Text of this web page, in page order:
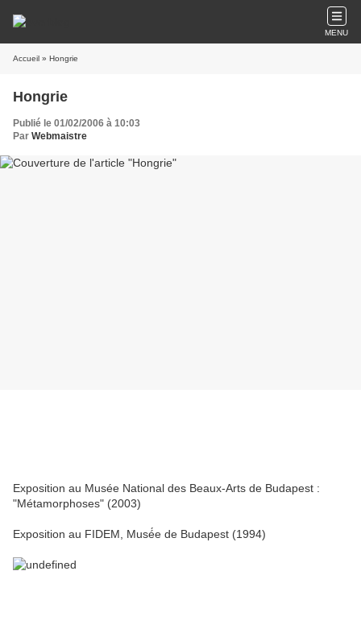
MENU
Accueil » Hongrie
Hongrie
Publié le 01/02/2006 à 10:03
Par Webmaistre
Exposition au Musée National des Beaux-Arts de Budapest :
"Métamorphoses" (2003)
Exposition au FIDEM, Musé́e de Budapest (1994)